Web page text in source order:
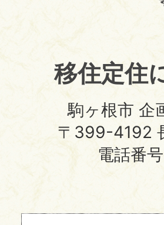
住
サ
ト
移住定住
駒ヶ根市 企
〒399-4192
電話番